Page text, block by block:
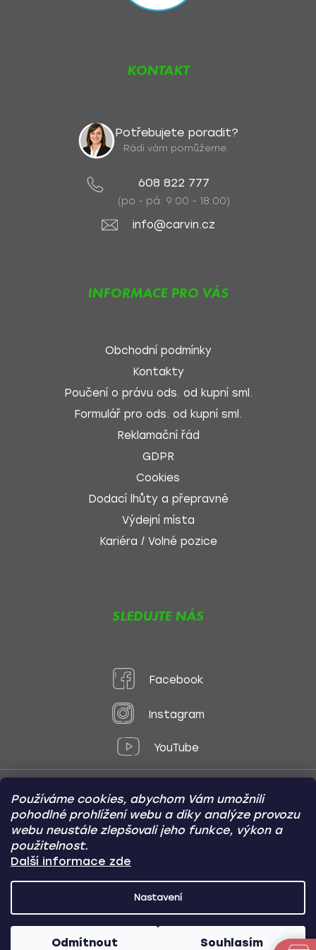
Používáme cookies, abychom Vám umožnili
pohodlné prohlížení webu a díky analýze provozu
webu neustále zlepšovali jeho funkce, výkon a
použitelnost.
Další informace zde
Nastavení
Odmítnout Souhlasím
KONTAKT
Potřebujete poradit?
Rádi vám pomůžeme.
608 822 777
(po - pá: 9:00 - 18:00)
info@carvin.cz
INFORMACE PRO VÁS
Obchodní podmínky
Kontakty
Poučení o právu ods. od kupní sml.
Formulář pro ods. od kupní sml.
Reklamační řád
GDPR
Cookies
Dodací lhůty a přepravné
Výdejní místa
Kariéra / Volné pozice
SLEDUJTE NÁS
Facebook
Instagram
YouTube
Způsoby platby:
Online
Převod
Dobírka
Copyright (c) 2012 -2026 CARVIN AUTODOPLŇKY- Všechna